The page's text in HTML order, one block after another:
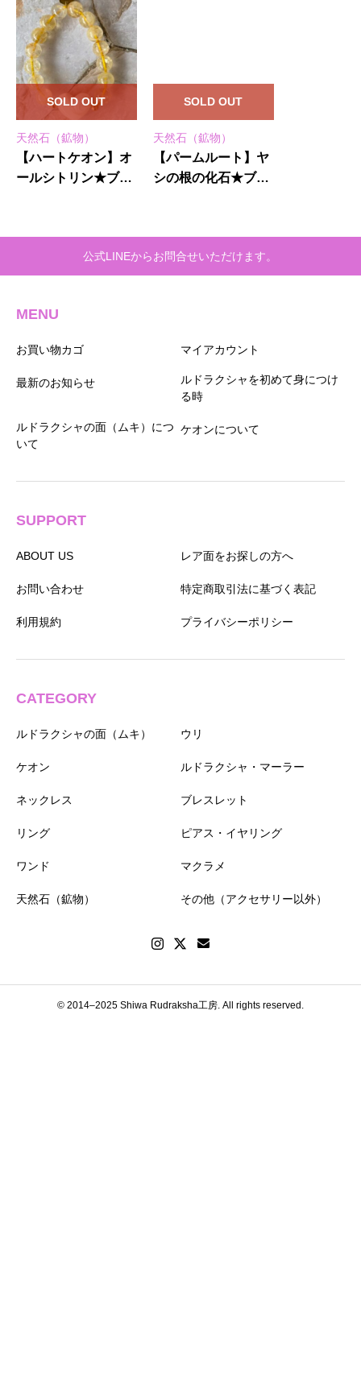
天然石（鉱物）
【ハートケオン】オ
ールシトリン★ブレ
SOLD OUT
天然石（鉱物）
【パームルート】ヤ
シの根の化石★ブレ
SOLD OUT
公式LINEからお問合せいただけます。
MENU
お買い物カゴ マイアカウント
最新のお知らせ
ルドラクシャを初めて身につけ
る時
ルドラクシャの面（ムキ）につ
いて
ケオンについて
SUPPORT
ABOUT US レア面をお探しの方へ
お問い合わせ 特定商取引法に基づく表記
利用規約 プライバシーポリシー
CATEGORY
ルドラクシャの面（ムキ） ウリ
ケオン ルドラクシャ・マーラー
ネックレス ブレスレット
リング ピアス・イヤリング
ワンド マクラメ
天然石（鉱物） その他（アクセサリー以外）
© 2014–2025 Shiwa Rudraksha工房. All rights reserved.